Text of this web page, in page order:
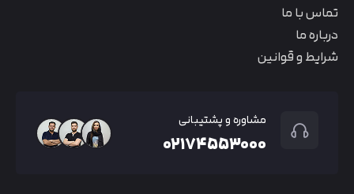
تماس با ما
درباره ما
شرایط و قوانین
مشاوره و پشتیبانی
۰۲۱۷۴۵۵۳۰۰۰